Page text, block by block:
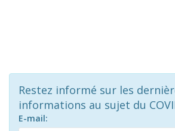
Restez informé sur les
informations au sujet du
E-mail: